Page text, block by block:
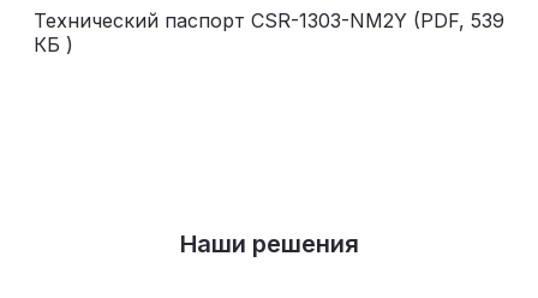
Технический паспорт CSR-1303-NM2Y (PDF, 539
КБ )
Наши решения